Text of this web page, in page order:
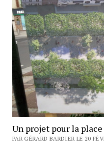
Un projet pour la
PAR GÉRARD BARDIER LE 20